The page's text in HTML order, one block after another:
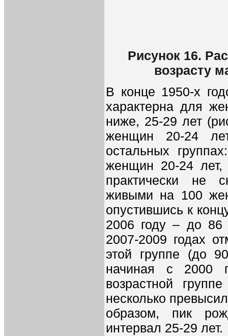
Рисунок 16.
возрасту
В конце 1950-х
характерна для
ниже, 25-29 лет
женщин 20-24
остальных
женщин 20-24 лет,
практически не
живыми на 100
опустившись к
2006 году – до
2007-2009 годах
этой группе (до
начиная с 2000
возрастной
несколько
образом, пик
интервал 25-29 лет.